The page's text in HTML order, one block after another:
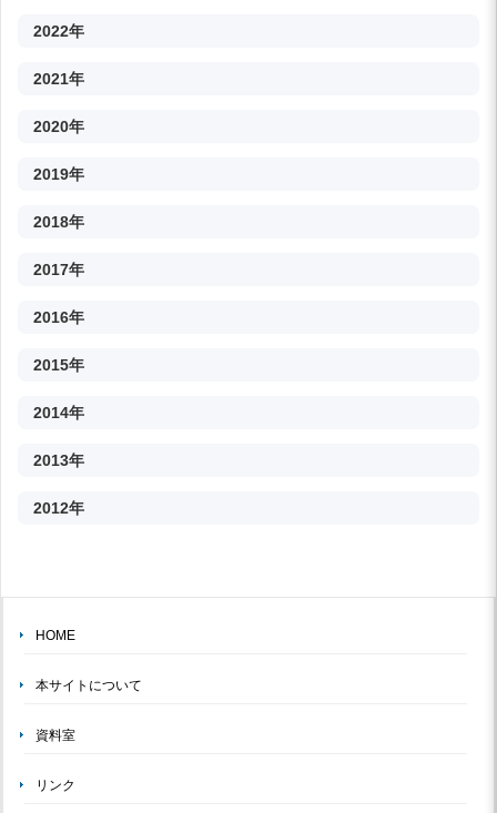
2022年
2021年
2020年
2019年
2018年
2017年
2016年
2015年
2014年
2013年
2012年
HOME
本サイトについて
資料室
リンク